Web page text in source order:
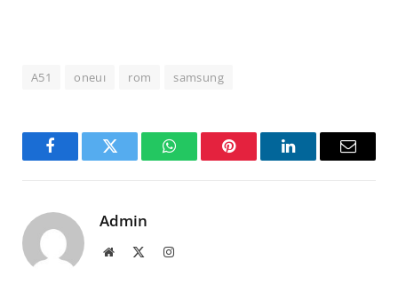
A51 oneuı rom samsung
FacebookTwitter WhatsAppPinterest LinkedInEmail
Admin
Website Instagram